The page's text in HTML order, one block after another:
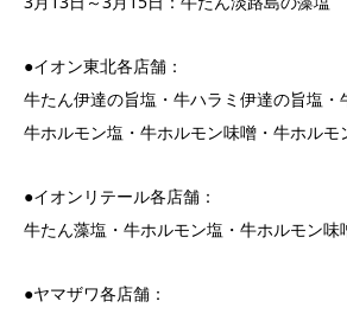
●イオン東北各店舗：
牛たん伊達の旨塩・牛ハラミ伊達の旨塩・
牛ホルモン塩・牛ホルモン味噌・牛ホルモ
●イオンリテール各店舗：
牛たん藻塩・牛ホルモン塩・牛ホルモン味
●ヤマザワ各店舗：